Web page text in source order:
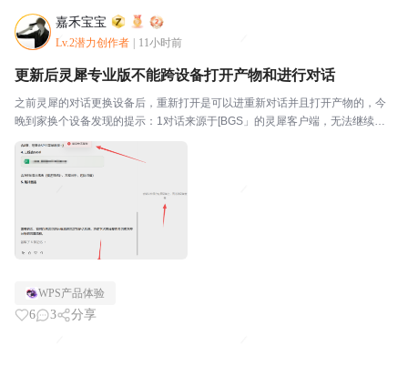
嘉禾宝宝
Lv.2潜力创作者 11小时前
更新后灵犀专业版不能跨设备打开产物和进行对话
之前灵犀的对话更换设备后，重新打开是可以进重新对话并且打开产物的，今
晚到家换个设备发现的提示：1对话来源于[BGS」的灵犀客户端，无法继续对
话，请打开客户端后继续；2，会话文件保存在原设备上，无法跨设备查；，3.
该文件不存在，此方式不知出于何种考虑，如此限...
WPS产品体验
6 3 分享